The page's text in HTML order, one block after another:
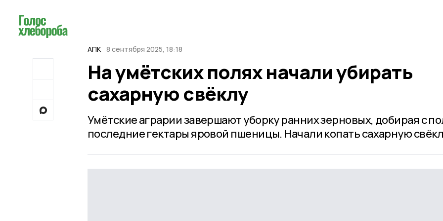
АПК 8 сентября 2025, 18:18
На умётских полях начали убирать
сахарную свёклу
Умётские аграрии завершают уборку ранних зерновых, добирая с
последние гектары яровой пшеницы. Начали копать сахарную